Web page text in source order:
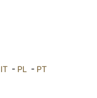
IT - PL - PT